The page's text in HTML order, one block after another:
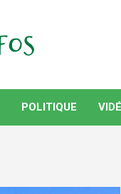
POLITIQUE